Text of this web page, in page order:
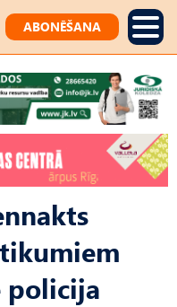
ABONĒŠANA
policija